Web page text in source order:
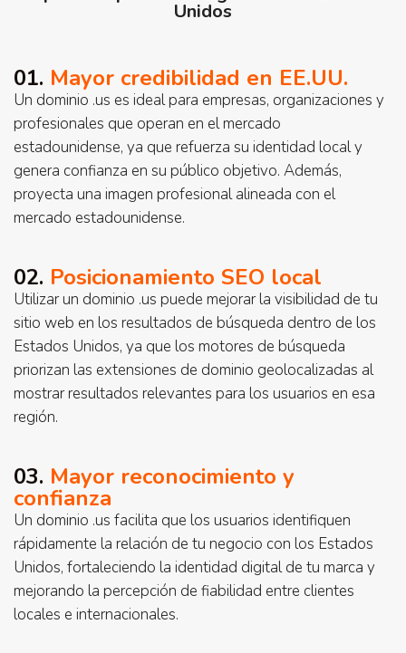
Unidos
01. Mayor credibilidad en EE.UU.
Un dominio .us es ideal para empresas, organizaciones y
profesionales que operan en el mercado
estadounidense, ya que refuerza su identidad local y
genera confianza en su público objetivo. Además,
proyecta una imagen profesional alineada con el
mercado estadounidense.
02. Posicionamiento SEO local
Utilizar un dominio .us puede mejorar la visibilidad de tu
sitio web en los resultados de búsqueda dentro de los
Estados Unidos, ya que los motores de búsqueda
priorizan las extensiones de dominio geolocalizadas al
mostrar resultados relevantes para los usuarios en esa
región.
03. Mayor reconocimiento y
confianza
Un dominio .us facilita que los usuarios identifiquen
rápidamente la relación de tu negocio con los Estados
Unidos, fortaleciendo la identidad digital de tu marca y
mejorando la percepción de fiabilidad entre clientes
locales e internacionales.